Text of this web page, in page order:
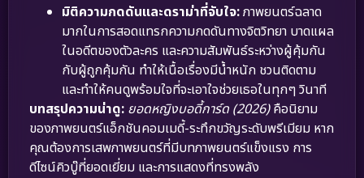
มิติความกดดันและดราม่าที่จับใจ:ภาพยนตร์ฉลาด
มากในการสอดแทรกความกดดันทางจิตวิทยา บาดแผล
ในอดีตของตัวละคร และความสัมพันธ์ระหว่างผู้คุ้มกัน
กับผู้ถูกคุ้มกัน ทำให้เนื้อเรื่องมีน้ำหนัก ชวนติดตาม
และทำให้คนดูพร้อมใจที่จะเอาใจช่วยเธอในทุกๆ วินาที
บทสรุปความน่าดู: ยอดหญิงบอดี้การ์ด (2026)คือนิยาม
ของภาพยนตร์แอ็กชันคอมเมดี้-ระทึกขวัญระดับพรีเมียม หาก
คุณต้องการเสพภาพยนตร์ที่มีบทภาพยนตร์แข็งแรง การ
ดีไซน์คิวบู๊ที่ยอดเยี่ยม และการแสดงที่ทรงพลัง